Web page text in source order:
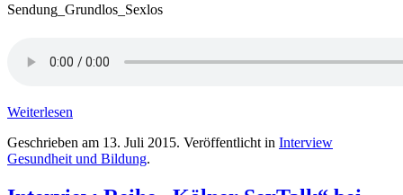
Sendung_Grundlos_Sexlos
Weiterlesen
Geschrieben am 13. Juli 2015. Veröffentlicht in Interview
Gesundheit und Bildung.